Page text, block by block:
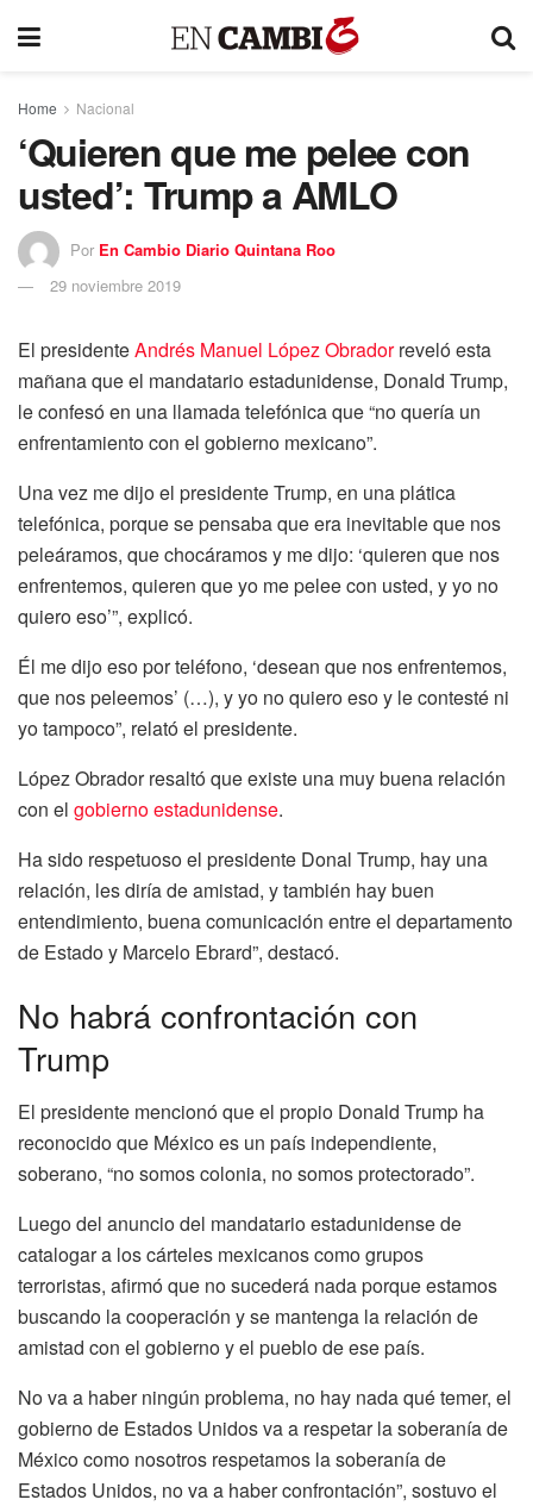
Home Nacional
‘Quieren que me pelee con
usted’: Trump a AMLO
Por En Cambio Diario Quintana Roo
29 noviembre 2019
El presidenteAndrés Manuel López Obradorreveló esta
mañana que el mandatario estadunidense, Donald Trump,
le confesó en una llamada telefónica que “no quería un
enfrentamiento con el gobierno mexicano”.
Una vez me dijo el presidente Trump, en una plática
telefónica, porque se pensaba que era inevitable que nos
peleáramos, que chocáramos y me dijo: ‘quieren que nos
enfrentemos, quieren que yo me pelee con usted, y yo no
quiero eso’”, explicó.
Él me dijo eso por teléfono, ‘desean que nos enfrentemos,
que nos peleemos’ (…), y yo no quiero eso y le contesté ni
yo tampoco”, relató el presidente.
López Obrador resaltó que existe una muy buena relación
con el gobierno estadunidense.
Ha sido respetuoso el presidente Donal Trump, hay una
relación, les diría de amistad, y también hay buen
entendimiento, buena comunicación entre el departamento
de Estado y Marcelo Ebrard”, destacó.
No habrá confrontación con
Trump
El presidente mencionó que el propio Donald Trump ha
reconocido que México es un país independiente,
soberano, “no somos colonia, no somos protectorado”.
Luego del anuncio del mandatario estadunidense de
catalogar a los cárteles mexicanos como grupos
terroristas, afirmó que no sucederá nada porque estamos
buscando la cooperación y se mantenga la relación de
amistad con el gobierno y el pueblo de ese país.
No va a haber ningún problema, no hay nada qué temer, el
gobierno de Estados Unidos va a respetar la soberanía de
México como nosotros respetamos la soberanía de
Estados Unidos, no va a haber confrontación”, sostuvo el